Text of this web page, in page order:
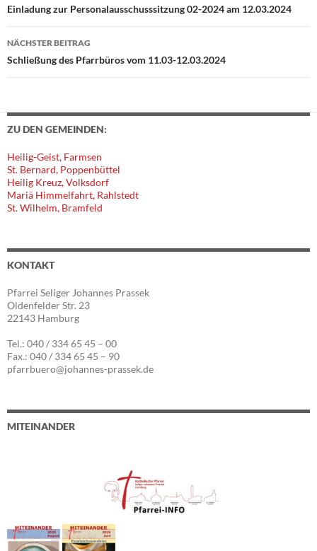
Beitragsnavigation
Einladung zur Personalausschusssitzung 02-2024 am 12.03.2024
NÄCHSTER BEITRAG
Schließung des Pfarrbüros vom 11.03-12.03.2024
ZU DEN GEMEINDEN:
Heilig-Geist, Farmsen
St. Bernard, Poppenbüttel
Heilig Kreuz, Volksdorf
Mariä Himmelfahrt, Rahlstedt
St. Wilhelm, Bramfeld
KONTAKT
Pfarrei Seliger Johannes Prassek
Oldenfelder Str. 23
22143 Hamburg
Tel.: 040 / 334 65 45 – 00
Fax.: 040 / 334 65 45 – 90
pfarrbuero@johannes-prassek.de
MITEINANDER